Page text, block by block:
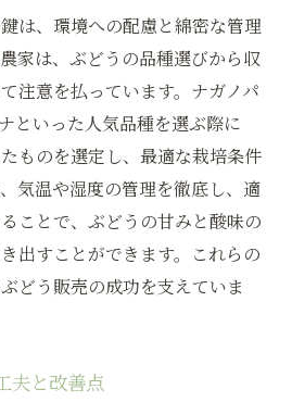
は、環境への配慮と綿密な管理
家は、ぶどうの品種選びから収
注意を払っています。ナガノパ
といった人気品種を選ぶ際に
ものを選定し、最適な栽培条件
気温や湿度の管理を徹底し、適
ことで、ぶどうの甘みと酸味の
出すことができます。これらの
どう販売の成功を支えていま
夫と改善点